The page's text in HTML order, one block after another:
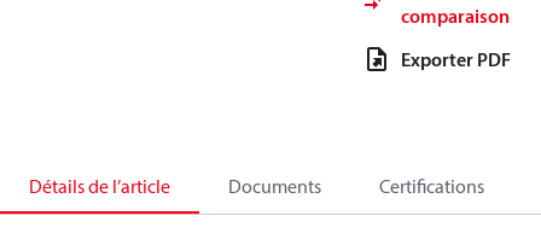
comparaison
Exporter PDF
Détails de l’article Documents Certifications